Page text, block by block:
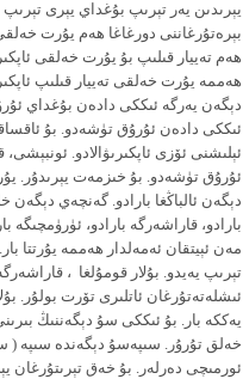
يېرىدىن يەر تېرىپ بۇغداي يېرى
بېرەتۇرغاننى دورغاغا ھەم يۇرت
ھەم تەييار قىلىپ بۇ يۇرت خەلقى
ھەممە يۇرت خەلقى تەييار قىلىپ
دېگەن يەرگە ئىككى دادەن بۇغداي
ئىككى دادەن ئۇرۇق تۈشەدو. بۇ
ئېلىشنى ئۆزى ئاپكىرىۋالادو.
ئۇرۇق تۈشەدو. بۇ خىزمەت يېرىدۇر.
دېگەن ئالباڭغا بارادو. گەنچەي دېگەن
بارادو، قاراشەرگە بارادو،
مەن ئېيتقان ئەمەلدار ھەممە يۇرتتا
تېرىپ يەيدو. بۇلار قومۇلغا ،
ئىشلەتەتۇرغان ئاتلىرى تۆرت بولۇر.
يەككە بار. بۇ ئىككى سۇ دېگەننىڭ
خەلق تۇرۇر. سىپەسۇ دېگەندە سىپە (
ئورمىچى دەرلەر. بۇ خەق تېرىتۇرغان